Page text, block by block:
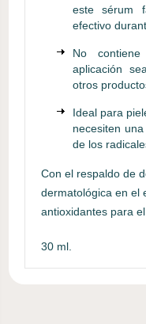
este sérum
efectivo
No
aplicación
otros
Ideal para
necesiten
de los
Con el respaldo de
dermatológica en el
antioxidantes para
30 ml.